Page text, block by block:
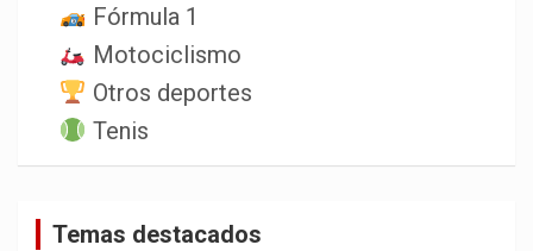
Fórmula 1
Motociclismo
Otros deportes
Tenis
Temas destacados